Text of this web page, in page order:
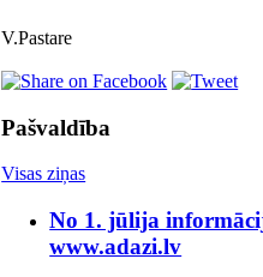
V.Pastare
Pašvaldība
Visas ziņas
No 1. jūlija
www.adazi.lv